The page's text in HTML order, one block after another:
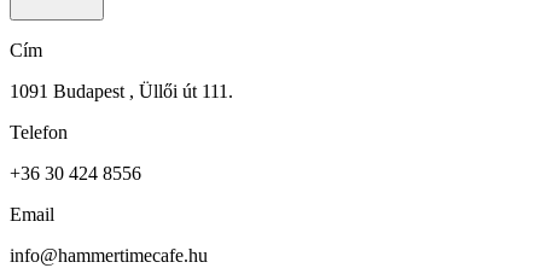
Cím
1091 Budapest , Üllői út 111.
Telefon
+36 30 424 8556
Email
info@hammertimecafe.hu